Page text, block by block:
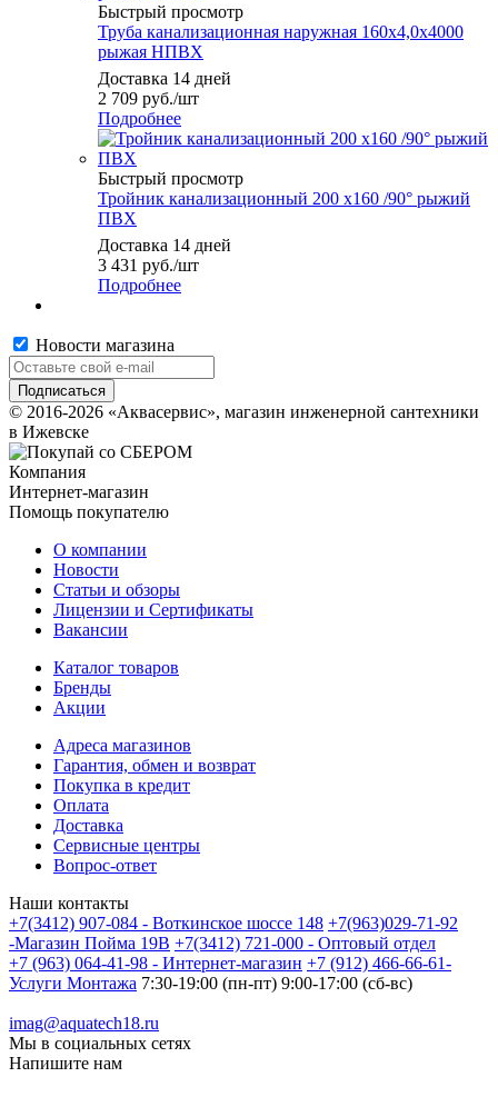
Быстрый просмотр
Труба канализационная наружная 160х4,0х4000
рыжая НПВХ
Доставка 14 дней
2 709 руб./шт
Подробнее
Быстрый просмотр
Тройник канализационный 200 х160 /90° рыжий
ПВХ
Доставка 14 дней
3 431 руб./шт
Подробнее
Новости магазина
© 2016-2026 «Аквасервис», магазин инженерной сантехники
в Ижевске
Компания
Интернет-магазин
Помощь покупателю
О компании
Новости
Статьи и обзоры
Лицензии и Сертификаты
Вакансии
Каталог товаров
Бренды
Акции
Адреса магазинов
Гарантия, обмен и возврат
Покупка в кредит
Оплата
Доставка
Сервисные центры
Вопрос-ответ
Наши контакты
+7(3412) 907-084 - Воткинское шоссе 148 +7(963)029-71-92
-Магазин Пойма 19В +7(3412) 721-000 - Оптовый отдел
+7 (963) 064-41-98 - Интернет-магазин +7 (912) 466-66-61-
Услуги Монтажа 7:30-19:00 (пн-пт) 9:00-17:00 (сб-вс)
imag@aquatech18.ru
Мы в социальных сетях
Напишите нам